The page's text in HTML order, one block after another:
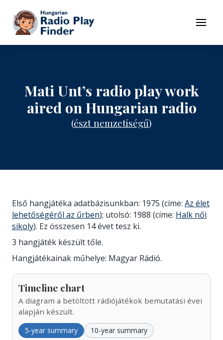
To contents
Menu
Mati Unt’s radio play work
aired on Hungarian radio
(észt nemzetiségű)
Első hangjátéka adatbázisunkban: 1975 (címe: Az élet
lehetőségéről az űrben); utolsó: 1988 (címe: Halk női
sikoly). Ez összesen 14 évet tesz ki.
3 hangjáték készült tőle.
Hangjátékainak műhelye: Magyar Rádió.
Timeline chart
A diagram a betöltött rádiójátékok bemutatási évei
alapján készült.
5-year summary 10-year summary